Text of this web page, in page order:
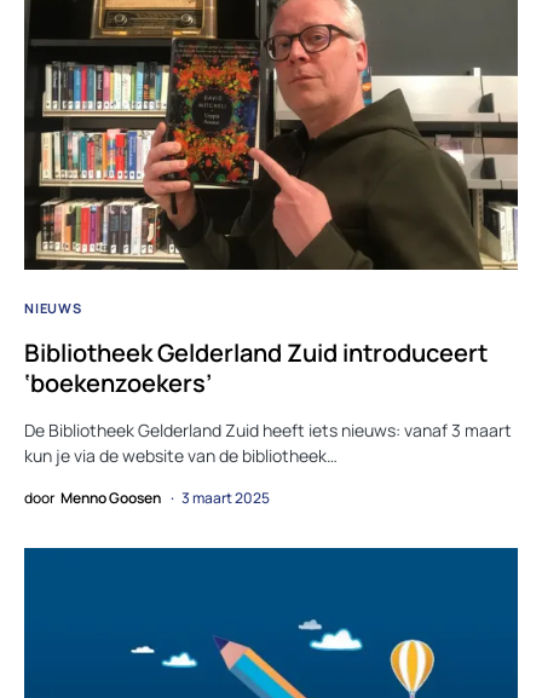
NIEUWS
Bibliotheek Gelderland Zuid introduceert
‘boekenzoekers’
De Bibliotheek Gelderland Zuid heeft iets nieuws: vanaf 3 maart
kun je via de website van de bibliotheek…
door Menno Goosen 3 maart 2025